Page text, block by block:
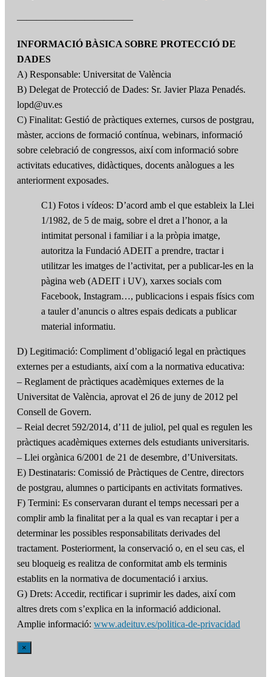
————————————
INFORMACIÓ BÀSICA SOBRE PROTECCIÓ DE
DADES
A) Responsable: Universitat de València
B) Delegat de Protecció de Dades: Sr. Javier Plaza Penadés.
lopd@uv.es
C) Finalitat: Gestió de pràctiques externes, cursos de postgrau,
màster, accions de formació contínua, webinars, informació
sobre celebració de congressos, així com informació sobre
activitats educatives, didàctiques, docents anàlogues a les
anteriorment exposades.
C1) Fotos i vídeos: D’acord amb el que estableix la Llei
1/1982, de 5 de maig, sobre el dret a l’honor, a la
intimitat personal i familiar i a la pròpia imatge,
autoritza la Fundació ADEIT a prendre, tractar i
utilitzar les imatges de l’activitat, per a publicar-les en la
pàgina web (ADEIT i UV), xarxes socials com
Facebook, Instagram…, publicacions i espais físics com
a tauler d’anuncis o altres espais dedicats a publicar
material informatiu.
D) Legitimació: Compliment d’obligació legal en pràctiques
externes per a estudiants, així com a la normativa educativa:
– Reglament de pràctiques acadèmiques externes de la
Universitat de València, aprovat el 26 de juny de 2012 pel
Consell de Govern.
– Reial decret 592/2014, d’11 de juliol, pel qual es regulen les
pràctiques acadèmiques externes dels estudiants universitaris.
– Llei orgànica 6/2001 de 21 de desembre, d’Universitats.
E) Destinataris: Comissió de Pràctiques de Centre, directors
de postgrau, alumnes o participants en activitats formatives.
F) Termini: Es conservaran durant el temps necessari per a
complir amb la finalitat per a la qual es van recaptar i per a
determinar les possibles responsabilitats derivades del
tractament. Posteriorment, la conservació o, en el seu cas, el
seu bloqueig es realitza de conformitat amb els terminis
establits en la normativa de documentació i arxius.
G) Drets: Accedir, rectificar i suprimir les dades, així com
altres drets com s’explica en la informació addicional.
Amplie informació: www.adeituv.es/politica-de-privacidad
×